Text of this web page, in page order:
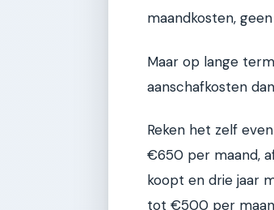
maandkosten,
Maar op lange
aanschafkosten
Reken het zelf
€650 per maand,
koopt en drie jaar
tot €500 per